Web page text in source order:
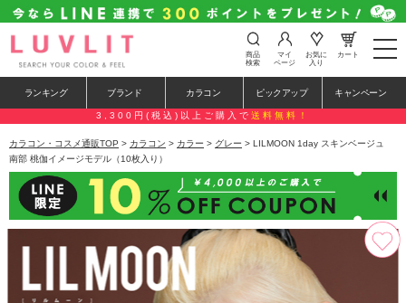
t
o
e
n
a
i
o
n
商品
検索
マイ
ページ
お気に
入り
カート
ランキング ブランド カラコン ピックアップ キャンペーン
3,300円(税込)以上ご購入で 送料無料！
カラコン・コスメ通販TOP > カラコン > カラー > グレー > LILMOON 1day スキンベージュ
南部 桃伽イメージモデル（10枚入り）